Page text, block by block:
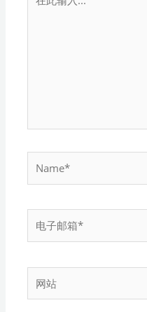
此
子
箱
站